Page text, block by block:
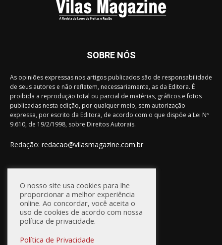
SOBRE NÓS
As opiniões expressas nos artigos publicados são de responsabilidade
de seus autores e não refletem, necessariamente, as da Editora. É
proibida a reprodução total ou parcial de matérias, gráficos e fotos
publicadas nesta edição, por qualquer meio, sem autorização
expressa, por escrito da Editora, de acordo com o que dispõe a Lei Nº
9.610, de 19/2/1998, sobre Direitos Autorais.
Redação: redacao@vilasmagazine.com.br
FIQUE CONECTADO
O nosso site usa cookies para lhe
proporcionar a melhor experiência
online. Ao concordar, você aceita o
uso de cookies de acordo com nossa
política de privacidade.
Política de Privacidade